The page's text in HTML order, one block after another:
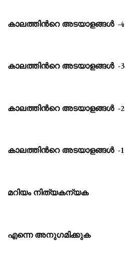
കാലത്തിൻറെ അടയാളങ്ങൾ -4
കാലത്തിൻറെ അടയാളങ്ങൾ -3
കാലത്തിൻറെ അടയാളങ്ങൾ -2
കാലത്തിൻറെ അടയാളങ്ങൾ -1
മറിയം നിത്യകന്യക
എന്നെ അനുഗമിക്കുക